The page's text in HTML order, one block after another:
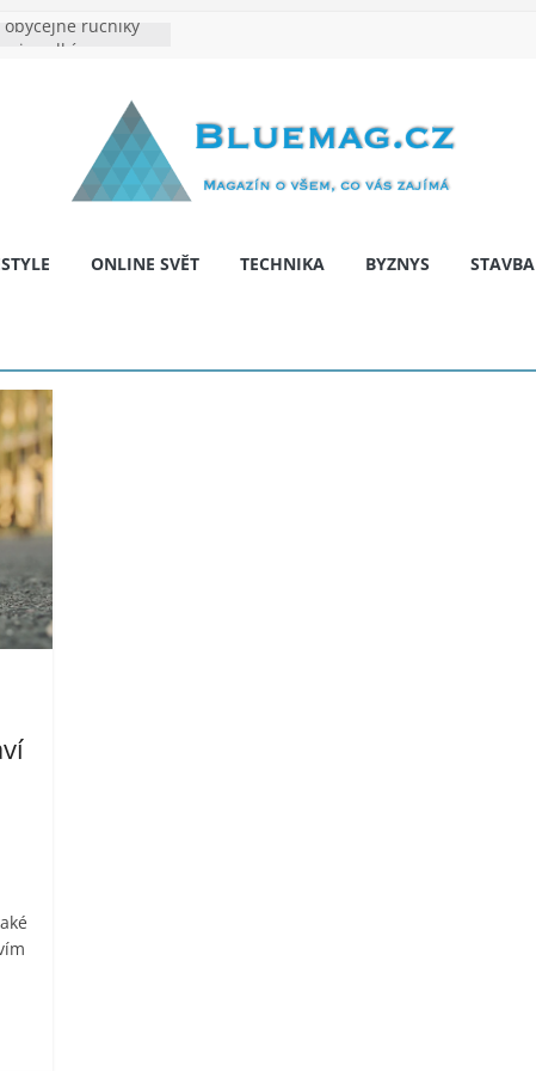
ručníky
Na co myslet, aby
pár let nepřekvapila
bariér: když auto
ONLINE SVĚT TECHNIKA BYZNYS STAVBA